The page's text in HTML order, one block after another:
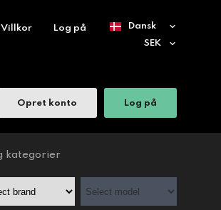
Villkor Log på
Opret konto Log på